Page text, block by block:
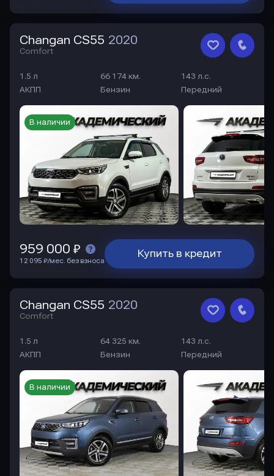
Changan CS55 2020
Comfort
1.5 л 66 174 км.
143 л.с.
АКПП
Бензин Передний
В наличии
Купить в кредит
959 000 ₽
12 095 ₽/мес. без взноса
Changan CS55 2020
Comfort
1.5 л 64 325 км.
143 л.с.
АКПП
Бензин Передний
В наличии